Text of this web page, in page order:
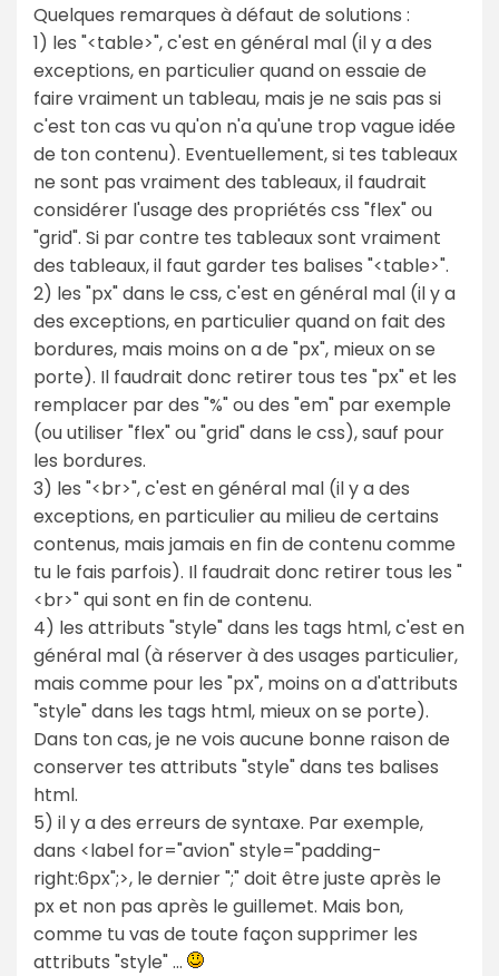
Quelques remarques à défaut de solutions :
1) les "<table>", c'est en général mal (il y a des
exceptions, en particulier quand on essaie de
faire vraiment un tableau, mais je ne sais pas si
c'est ton cas vu qu'on n'a qu'une trop vague idée
de ton contenu). Eventuellement, si tes tableaux
ne sont pas vraiment des tableaux, il faudrait
considérer l'usage des propriétés css "flex" ou
"grid". Si par contre tes tableaux sont vraiment
des tableaux, il faut garder tes balises "<table>".
2) les "px" dans le css, c'est en général mal (il y a
des exceptions, en particulier quand on fait des
bordures, mais moins on a de "px", mieux on se
porte). Il faudrait donc retirer tous tes "px" et les
remplacer par des "%" ou des "em" par exemple
(ou utiliser "flex" ou "grid" dans le css), sauf pour
les bordures.
3) les "<br>", c'est en général mal (il y a des
exceptions, en particulier au milieu de certains
contenus, mais jamais en fin de contenu comme
tu le fais parfois). Il faudrait donc retirer tous les "
<br>" qui sont en fin de contenu.
4) les attributs "style" dans les tags html, c'est en
général mal (à réserver à des usages particulier,
mais comme pour les "px", moins on a d'attributs
"style" dans les tags html, mieux on se porte).
Dans ton cas, je ne vois aucune bonne raison de
conserver tes attributs "style" dans tes balises
html.
5) il y a des erreurs de syntaxe. Par exemple,
dans <label for="avion" style="padding-
right:6px";>, le dernier ";" doit être juste après le
px et non pas après le guillemet. Mais bon,
comme tu vas de toute façon supprimer les
attributs "style" ...